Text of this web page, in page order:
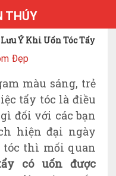
THÚY
Ý Khi Uốn Tóc Tẩy
Đẹp
màu sáng, trẻ
tẩy tóc là điều
đối với các bạn
hiện đại ngày
tóc thì mối quan
có uốn được